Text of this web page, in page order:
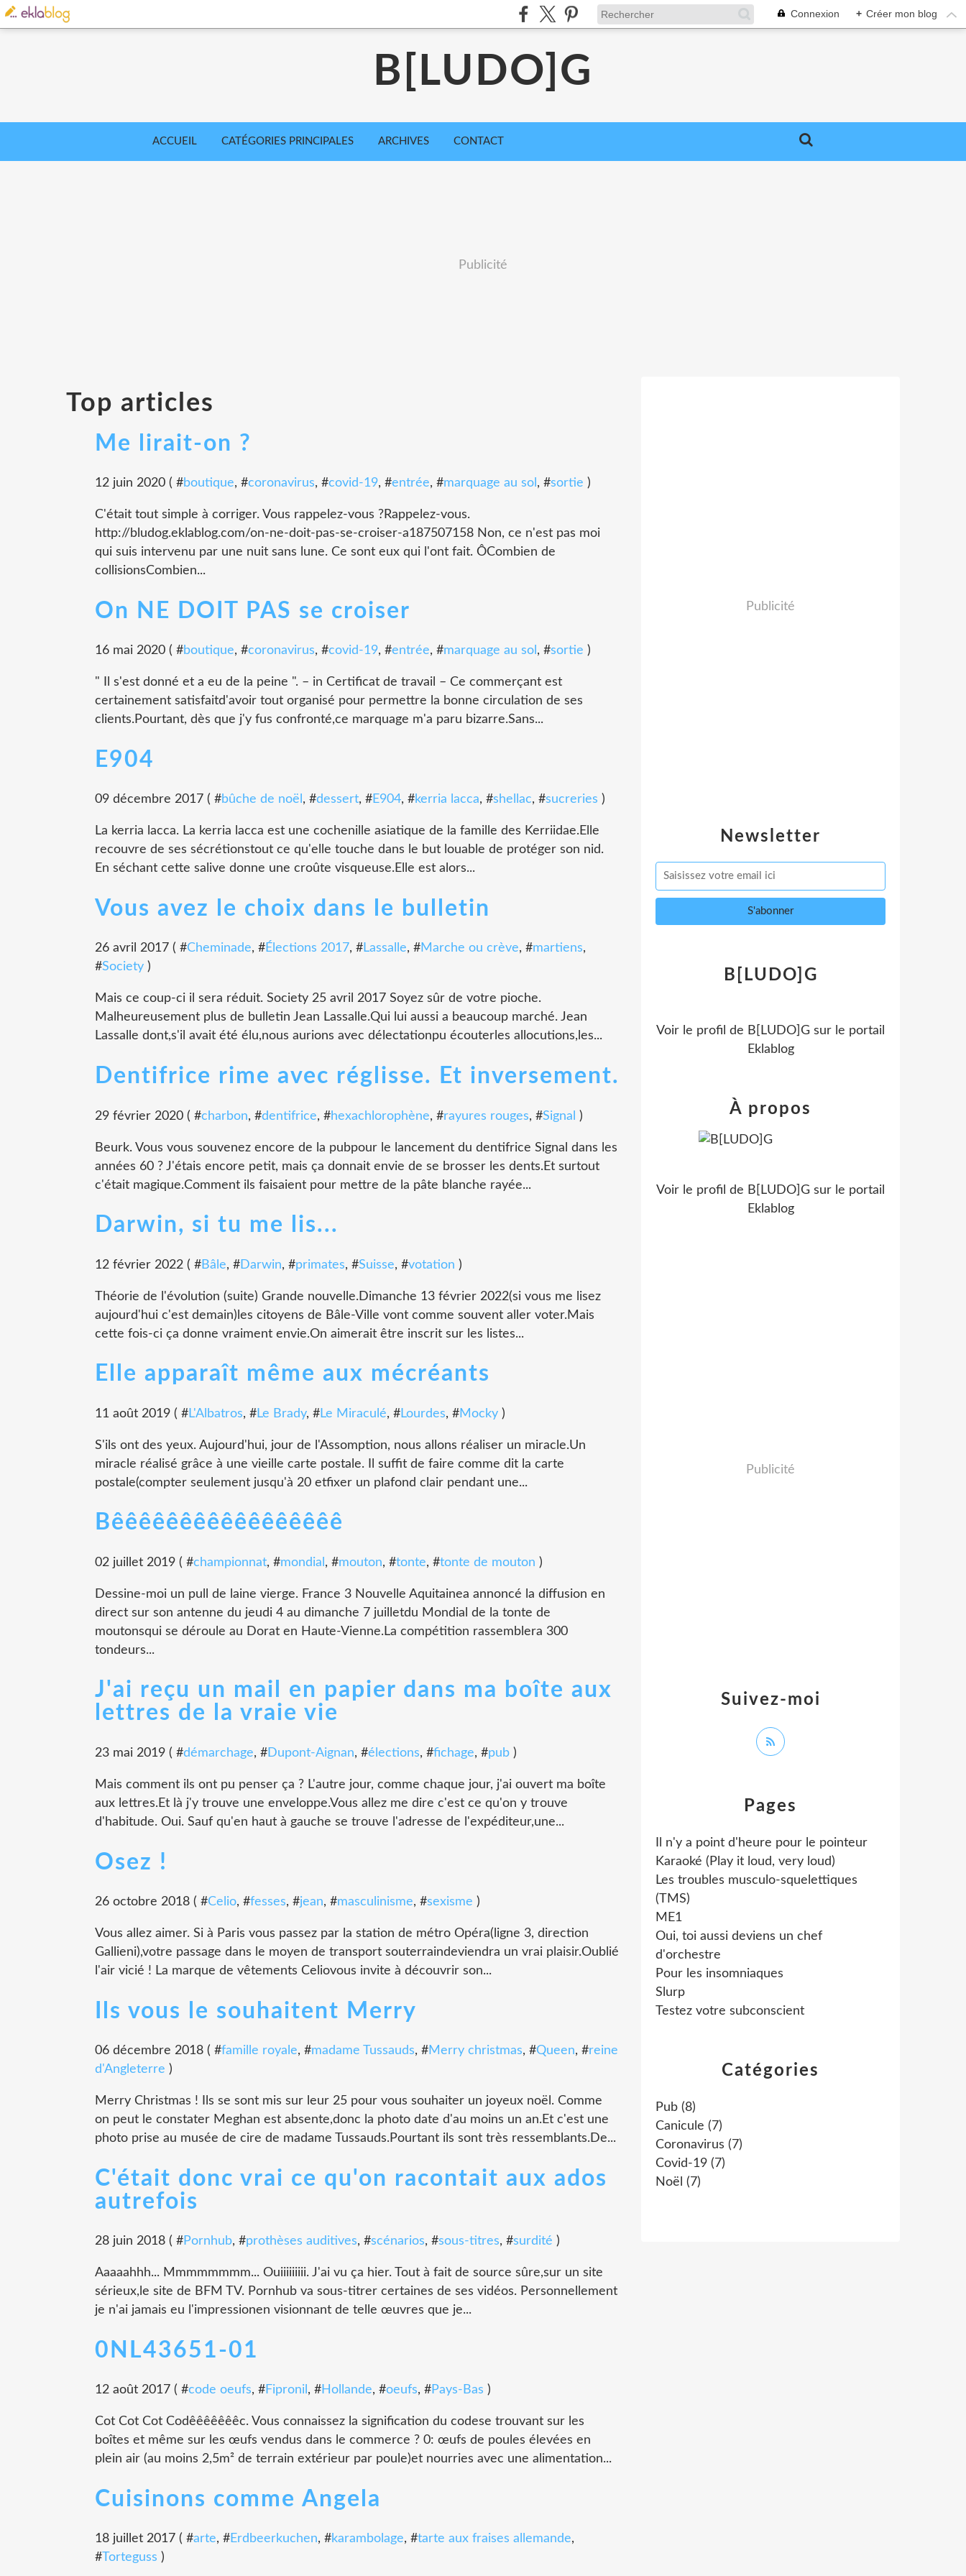
Connexion + Créer mon blog
B[LUDO]G
ACCUEIL CATÉGORIES PRINCIPALES ARCHIVES CONTACT
Publicité
Top articles
Me lirait-on ?
12 juin 2020 ( #boutique, #coronavirus, #covid-19, #entrée, #marquage au sol , #sortie )
C'était tout simple à corriger. Vous rappelez-vous ?Rappelez-vous.
http://bludog.eklablog.com/on-ne-doit-pas-se-croiser-a187507158 Non, ce n'est pas moi
qui suis intervenu par une nuit sans lune. Ce sont eux qui l'ont fait. ÔCombien de
collisionsCombien...
On NE DOIT PAS se croiser
16 mai 2020 ( #boutique, #coronavirus, #covid-19, #entrée, #marquage au sol , #sortie )
" Il s'est donné et a eu de la peine ". – in Certificat de travail – Ce commerçant est
certainement satisfaitd'avoir tout organisé pour permettre la bonne circulation de ses
clients.Pourtant, dès que j'y fus confronté,ce marquage m'a paru bizarre.Sans...
E904
09 décembre 2017 ( #bûche de noël , #dessert, #E904, #kerria lacca, #shellac, #sucreries )
La kerria lacca. La kerria lacca est une cochenille asiatique de la famille des Kerriidae.Elle
recouvre de ses sécrétionstout ce qu'elle touche dans le but louable de protéger son nid.
En séchant cette salive donne une croûte visqueuse.Elle est alors...
Vous avez le choix dans le bulletin
26 avril 2017 ( #Cheminade, #Élections 2017, #Lassalle, #Marche ou crève, #martiens,
#Society )
Mais ce coup-ci il sera réduit. Society 25 avril 2017 Soyez sûr de votre pioche.
Malheureusement plus de bulletin Jean Lassalle.Qui lui aussi a beaucoup marché. Jean
Lassalle dont,s'il avait été élu,nous aurions avec délectationpu écouterles allocutions,les...
Dentifrice rime avec réglisse. Et inversement.
29 février 2020 ( #charbon, #dentifrice, #hexachlorophène, #rayures rouges, #Signal )
Beurk. Vous vous souvenez encore de la pubpour le lancement du dentifrice Signal dans les
années 60 ? J'étais encore petit, mais ça donnait envie de se brosser les dents.Et surtout
c'était magique.Comment ils faisaient pour mettre de la pâte blanche rayée...
Darwin, si tu me lis...
12 février 2022 ( #Bâle, #Darwin, #primates, #Suisse, #votation )
Théorie de l'évolution (suite) Grande nouvelle.Dimanche 13 février 2022(si vous me lisez
aujourd'hui c'est demain)les citoyens de Bâle-Ville vont comme souvent aller voter.Mais
cette fois-ci ça donne vraiment envie.On aimerait être inscrit sur les listes...
Elle apparaît même aux mécréants
11 août 2019 ( #L'Albatros, #Le Brady, #Le Miraculé, #Lourdes, #Mocky )
S'ils ont des yeux. Aujourd'hui, jour de l'Assomption, nous allons réaliser un miracle.Un
miracle réalisé grâce à une vieille carte postale. Il suffit de faire comme dit la carte
postale(compter seulement jusqu'à 20 etfixer un plafond clair pendant une...
Bêêêêêêêêêêêêêêêêê
02 juillet 2019 ( #championnat, #mondial , #mouton, #tonte, #tonte de mouton )
Dessine-moi un pull de laine vierge. France 3 Nouvelle Aquitainea annoncé la diffusion en
direct sur son antenne du jeudi 4 au dimanche 7 juilletdu Mondial de la tonte de
moutonsqui se déroule au Dorat en Haute-Vienne.La compétition rassemblera 300
tondeurs...
J'ai reçu un mail en papier dans ma boîte aux
lettres de la vraie vie
23 mai 2019 ( #démarchage, #Dupont-Aignan, #élections, #fichage, #pub )
Mais comment ils ont pu penser ça ? L'autre jour, comme chaque jour, j'ai ouvert ma boîte
aux lettres.Et là j'y trouve une enveloppe.Vous allez me dire c'est ce qu'on y trouve
d'habitude. Oui. Sauf qu'en haut à gauche se trouve l'adresse de l'expéditeur,une...
Osez !
26 octobre 2018 ( #Celio, #fesses, #jean, #masculinisme, #sexisme )
Vous allez aimer. Si à Paris vous passez par la station de métro Opéra(ligne 3, direction
Gallieni),votre passage dans le moyen de transport souterraindeviendra un vrai plaisir.Oublié
l'air vicié ! La marque de vêtements Celiovous invite à découvrir son...
Ils vous le souhaitent Merry
06 décembre 2018 ( #famille royale, #madame Tussauds, #Merry christmas, #Queen, #reine
d'Angleterre )
Merry Christmas ! Ils se sont mis sur leur 25 pour vous souhaiter un joyeux noël. Comme
on peut le constater Meghan est absente,donc la photo date d'au moins un an.Et c'est une
photo prise au musée de cire de madame Tussauds.Pourtant ils sont très ressemblants.De...
C'était donc vrai ce qu'on racontait aux ados
autrefois
28 juin 2018 ( #Pornhub, #prothèses auditives, #scénarios, #sous-titres, #surdité )
Aaaaahhh... Mmmmmmmm... Ouiiiiiiiii. J'ai vu ça hier. Tout à fait de source sûre,sur un site
sérieux,le site de BFM TV. Pornhub va sous-titrer certaines de ses vidéos. Personnellement
je n'ai jamais eu l'impressionen visionnant de telle œuvres que je...
0NL43651-01
12 août 2017 ( #code oeufs, #Fipronil , #Hollande, #oeufs, #Pays-Bas )
Cot Cot Cot Codêêêêêêêc. Vous connaissez la signification du codese trouvant sur les
boîtes et même sur les œufs vendus dans le commerce ? 0: œufs de poules élevées en
plein air (au moins 2,5m² de terrain extérieur par poule)et nourries avec une alimentation...
Cuisinons comme Angela
18 juillet 2017 ( #arte, #Erdbeerkuchen, #karambolage, #tarte aux fraises allemande,
# Torteguss )
Newsletter
Publicité
Catégories
Pub (8)
Canicule (7)
Coronavirus (7)
Covid-19 (7)
Noël (7)
Pages
Il n'y a point d'heure pour le pointeur
Karaoké (Play it loud, very loud)
Les troubles musculo-squelettiques
(TMS)
ME1
Oui, toi aussi deviens un chef
d'orchestre
Pour les insomniaques
Slurp
Testez votre subconscient
B[LUDO]G
Voir le profil de B[LUDO]G sur le portail
Eklablog
Suivez-moi
À propos
Voir le profil de B[LUDO]G sur le portail
Eklablog
Publicité